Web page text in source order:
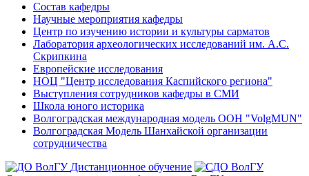
Состав кафедры
Научные мероприятия кафедры
Центр по изучению истории и культуры сарматов
Лаборатория археологических исследований им. А.С.
Скрипкина
Европейские исследования
НОЦ "Центр исследования Каспийского региона"
Выступления сотрудников кафедры в СМИ
Школа юного историка
Волгоградская международная модель ООН "VolgMUN"
Волгоградская Модель Шанхайской организации
сотрудничества
Дистанционное обучение